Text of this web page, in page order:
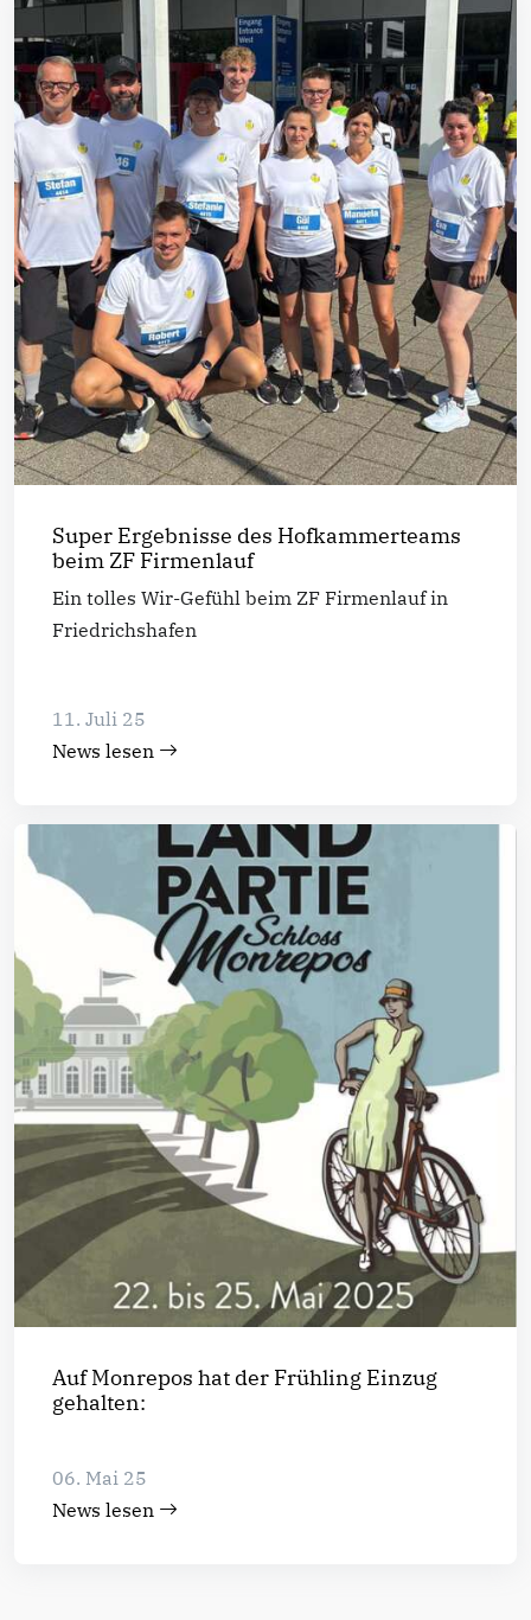
Super Ergebnisse des Hofkammerteams
beim ZF Firmenlauf
Ein tolles Wir-Gefühl beim ZF Firmenlauf in
Friedrichshafen
11. Juli 25
News lesen
Auf Monrepos hat der Frühling Einzug
gehalten:
06. Mai 25
News lesen